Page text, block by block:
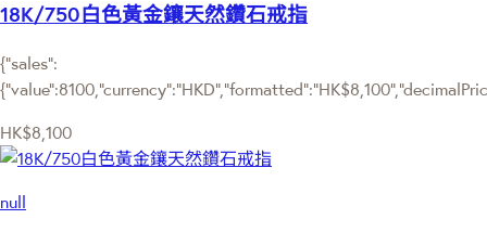
18K/750白色黃金鑲天然鑽石戒指
{"sales":
HK$8,100
null